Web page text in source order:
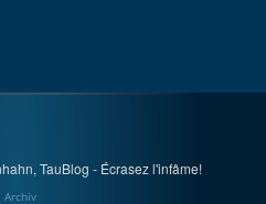
TauBlog - Écrasez l'infâme!
Archiv